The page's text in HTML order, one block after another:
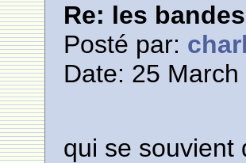
Re: les
Posté par:
Date: 25
qui se souvient